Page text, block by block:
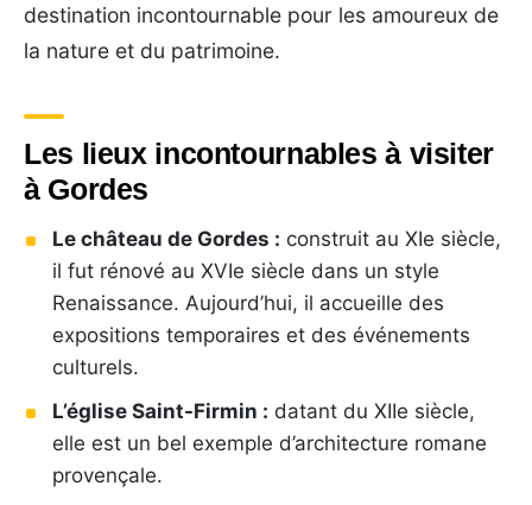
destination incontournable pour les amoureux de
la nature et du patrimoine.
Les lieux incontournables à visiter
à Gordes
Le château de Gordes : construit au XIe siècle,
il fut rénové au XVIe siècle dans un style
Renaissance. Aujourd’hui, il accueille des
expositions temporaires et des événements
culturels.
L’église Saint-Firmin : datant du XIIe siècle,
elle est un bel exemple d’architecture romane
provençale.